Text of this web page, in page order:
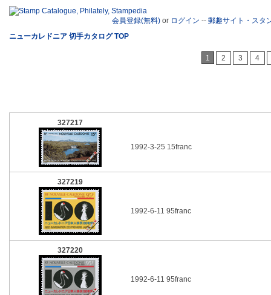
会員登録(無料) or ログイン -- 郵趣サイト・スタ
ニューカレドニア 切手カタログ TOP
1 2 3 4
327217
1992-3-25 15franc
327219
1992-6-11 95franc
327220
1992-6-11 95franc